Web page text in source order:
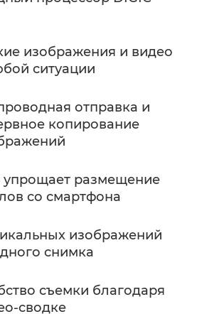
изображения и видео
ситуации
отправка и
копирование
упрощает размещение
со смартфона
изображений
снимка
съемки благодаря
сводке